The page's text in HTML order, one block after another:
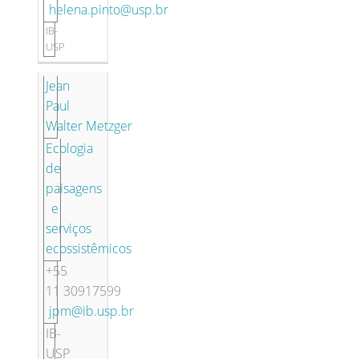
helena.pinto@usp.br
IB-
USP
Jean
Paul
Walter Metzger
Ecologia
de
paisagens
e
serviços
ecossistêmicos
+55
11 30917599
jpm@ib.usp.br
IB-
USP